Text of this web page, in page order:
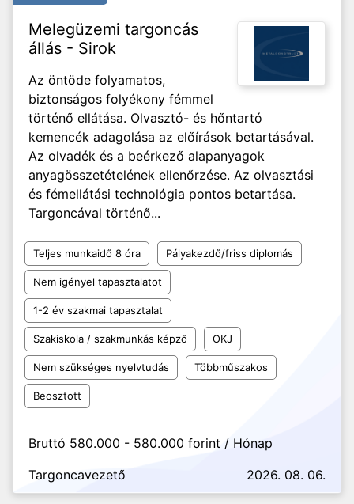
Melegüzemi targoncás
állás - Sirok
Az öntöde folyamatos,
biztonságos folyékony fémmel
történő ellátása. Olvasztó- és hőntartó
kemencék adagolása az előírások betartásával.
Az olvadék és a beérkező alapanyagok
anyagösszetételének ellenőrzése. Az olvasztási
és fémellátási technológia pontos betartása.
Targoncával történő...
Teljes munkaidő 8 óra Pályakezdő/friss diplomás
Nem igényel tapasztalatot
1-2 év szakmai tapasztalat
Szakiskola / szakmunkás képző OKJ
Nem szükséges nyelvtudás Többműszakos
Beosztott
Bruttó 580.000 - 580.000 forint / Hónap
Targoncavezető
2026. 08. 06.